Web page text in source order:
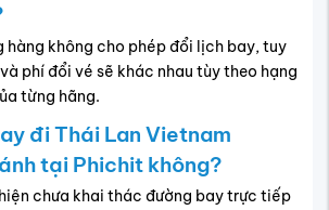
hàng không cho phép đổi lịch bay, tuy
phí đổi vé sẽ khác nhau tùy theo hạng
từng hãng.
đi Thái Lan Vietnam
tại Phichit không?
chưa khai thác đường bay trực tiếp